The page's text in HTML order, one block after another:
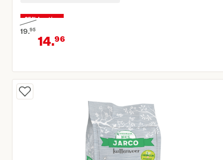
25% korting
19.95
Oorspronkelijke prijs € 19,95
14.96
Huidige prijs € 14,96